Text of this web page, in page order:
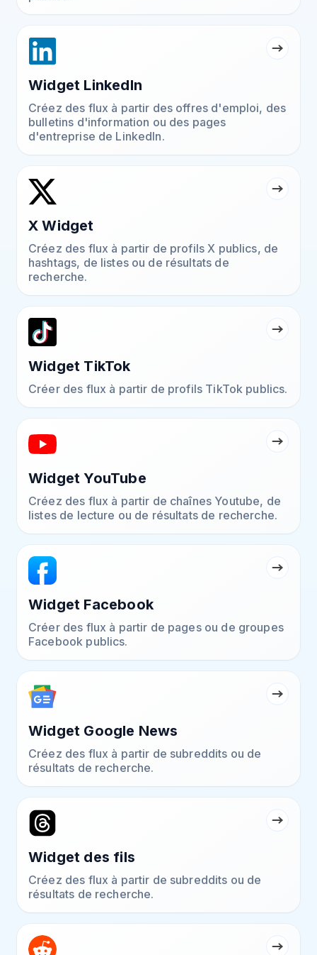
Widget LinkedIn
Créez des flux à partir des offres d'emploi, des
bulletins d'information ou des pages
d'entreprise de LinkedIn.
X Widget
Créez des flux à partir de profils X publics, de
hashtags, de listes ou de résultats de
recherche.
Widget TikTok
Créer des flux à partir de profils TikTok publics.
Widget YouTube
Créez des flux à partir de chaînes Youtube, de
listes de lecture ou de résultats de recherche.
Widget Facebook
Créer des flux à partir de pages ou de groupes
Facebook publics.
Widget Google News
Créez des flux à partir de subreddits ou de
résultats de recherche.
Widget des fils
Créez des flux à partir de subreddits ou de
résultats de recherche.